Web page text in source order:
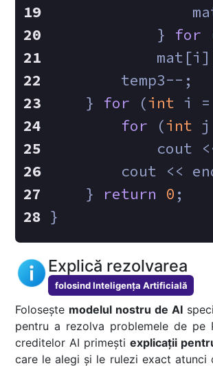
            }
for
        temp3--;
    }
for (int i =
for (int j
cout
cout <<
    }
return 0 ;
}
Explică rezolvarea
folosind Inteligența Artificială
Folosește modelul nostru de AI
pentru a rezolva problemele de pe
creditelor AI primești explicații
care le alegi și le rulezi exact atunci